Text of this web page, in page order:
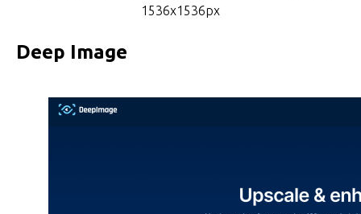
1536x1536px
Deep Image